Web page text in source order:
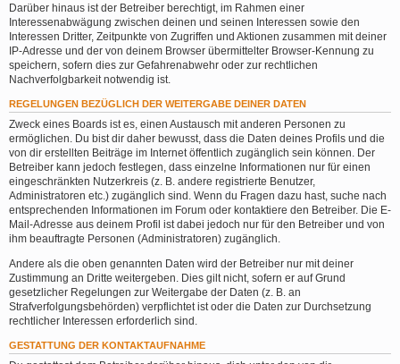
Darüber hinaus ist der Betreiber berechtigt, im Rahmen einer
Interessenabwägung zwischen deinen und seinen Interessen sowie den
Interessen Dritter, Zeitpunkte von Zugriffen und Aktionen zusammen mit deiner
IP-Adresse und der von deinem Browser übermittelter Browser-Kennung zu
speichern, sofern dies zur Gefahrenabwehr oder zur rechtlichen
Nachverfolgbarkeit notwendig ist.
REGELUNGEN BEZÜGLICH DER WEITERGABE DEINER DATEN
Zweck eines Boards ist es, einen Austausch mit anderen Personen zu
ermöglichen. Du bist dir daher bewusst, dass die Daten deines Profils und die
von dir erstellten Beiträge im Internet öffentlich zugänglich sein können. Der
Betreiber kann jedoch festlegen, dass einzelne Informationen nur für einen
eingeschränkten Nutzerkreis (z. B. andere registrierte Benutzer,
Administratoren etc.) zugänglich sind. Wenn du Fragen dazu hast, suche nach
entsprechenden Informationen im Forum oder kontaktiere den Betreiber. Die E-
Mail-Adresse aus deinem Profil ist dabei jedoch nur für den Betreiber und von
ihm beauftragte Personen (Administratoren) zugänglich.
Andere als die oben genannten Daten wird der Betreiber nur mit deiner
Zustimmung an Dritte weitergeben. Dies gilt nicht, sofern er auf Grund
gesetzlicher Regelungen zur Weitergabe der Daten (z. B. an
Strafverfolgungsbehörden) verpflichtet ist oder die Daten zur Durchsetzung
rechtlicher Interessen erforderlich sind.
GESTATTUNG DER KONTAKTAUFNAHME